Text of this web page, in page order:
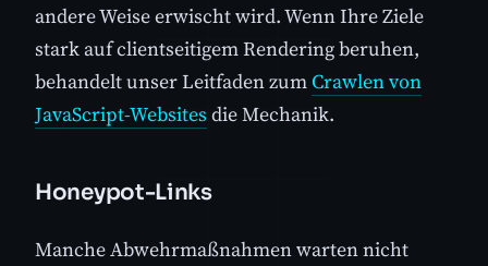
andere Weise erwischt wird. Wenn Ihre Ziele
stark auf clientseitigem Rendering beruhen,
behandelt unser Leitfaden zumCrawlen von
JavaScript-Websites die Mechanik.
Honeypot-Links
Manche Abwehrmaßnahmen warten nicht